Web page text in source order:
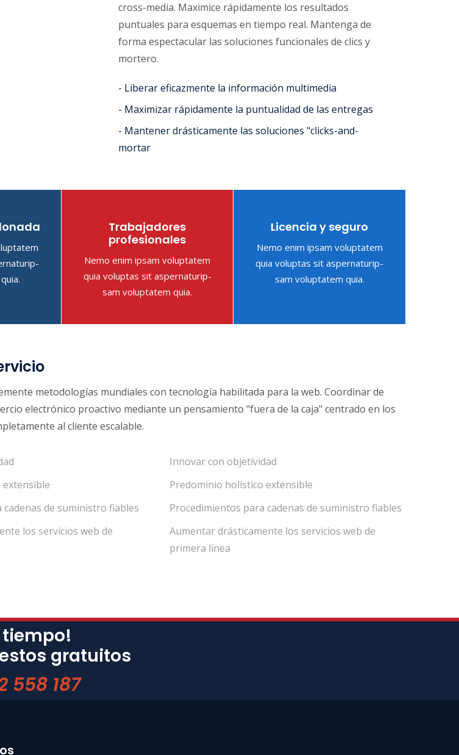
cross-media. Maximice rápidamente los resultados
puntuales para esquemas en tiempo real. Mantenga de
forma espectacular las soluciones funcionales de clics y
mortero.
- Liberar eficazmente la información multimedia
- Maximizar rápidamente la puntualidad de las entregas
- Mantener drásticamente las soluciones "clicks-and-
mortar
Trabajadores
profesionales
Nemo enim ipsam voluptatem
quia voluptas sit aspernaturip-
sam voluptatem quia.
Licencia y seguro
Nemo enim ipsam voluptatem
quia voluptas sit aspernaturip-
sam voluptatem quia.
metodologías mundiales con tecnología habilitada para la web. Coordinar de
electrónico proactivo mediante un pensamiento "fuera de la caja" centrado en los
al cliente escalable.
de suministro fiables
los servicios web de
Innovar con objetividad
Predominio holístico extensible
Procedimientos para cadenas de suministro fiables
Aumentar drásticamente los servicios web de
primera línea
tiempo!
gratuitos
558 187